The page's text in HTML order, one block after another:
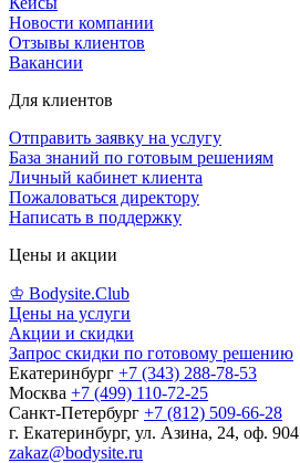
Новости компании
Отзывы клиентов
Вакансии
Для клиентов
Отправить заявку на услугу
База знаний по готовым решениям
Личный кабинет клиента
Пожаловаться директору
Написать в поддержку
Цены и акции
♔ Bodysite.Club
Цены на услуги
Акции и скидки
Запрос скидки по готовому решению
Екатеринбург +7 (343) 288-78-53
Москва +7 (499) 110-72-25
Санкт-Петербург +7 (812) 509-66-28
г. Екатеринбург, ул. Азина, 24, оф. 904
zakaz@bodysite.ru